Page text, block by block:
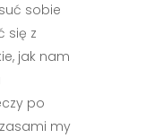
sobie
się z
jak nam
po
my